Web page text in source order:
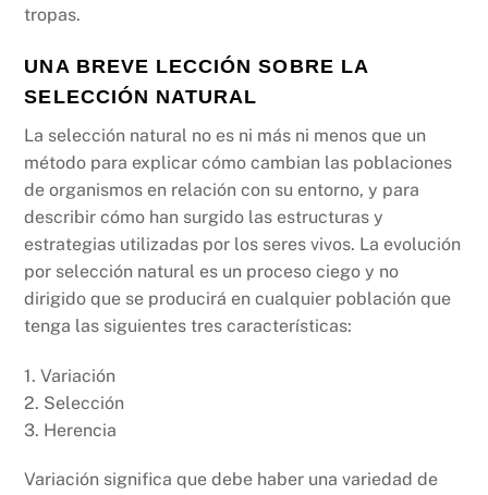
tropas.
UNA BREVE LECCIÓN SOBRE LA
SELECCIÓN NATURAL
La selección natural no es ni más ni menos que un
método para explicar cómo cambian las poblaciones
de organismos en relación con su entorno, y para
describir cómo han surgido las estructuras y
estrategias utilizadas por los seres vivos. La evolución
por selección natural es un proceso ciego y no
dirigido que se producirá en cualquier población que
tenga las siguientes tres características:
1. Variación
2. Selección
3. Herencia
Variación significa que debe haber una variedad de